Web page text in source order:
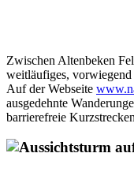
Zwischen Altenbeken
weitläufiges, vorwiegend
Auf der Webseite
ausgedehnte
barrierefreie